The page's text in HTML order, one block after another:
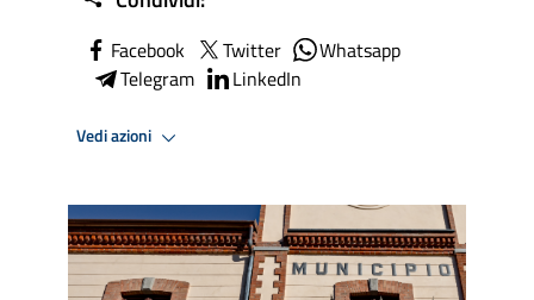
Facebook Twitter
Whatsapp
Telegram
LinkedIn
Vedi azioni